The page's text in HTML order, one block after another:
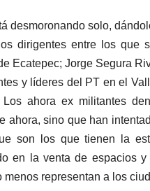
desmoronando solo,
dirigentes entre los que
Ecatepec; Jorge Segura
y líderes del PT en el
ahora ex militantes
sino que han
son los que tienen la
en la venta de espacios
representan a los